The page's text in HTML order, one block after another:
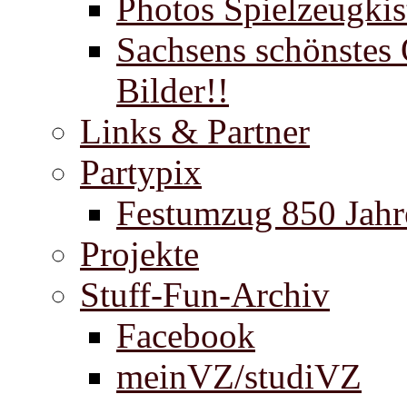
Photos
Sachsens
Bilder!!
Links & Partner
Partypix
Festumzug 850
Projekte
Stuff-Fun-Archiv
Facebook
meinVZ/studiVZ